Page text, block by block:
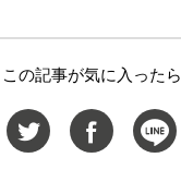
この記事が気に入ったら